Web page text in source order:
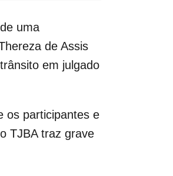
uma
de Assis
em julgado
os participantes e
TJBA traz grave